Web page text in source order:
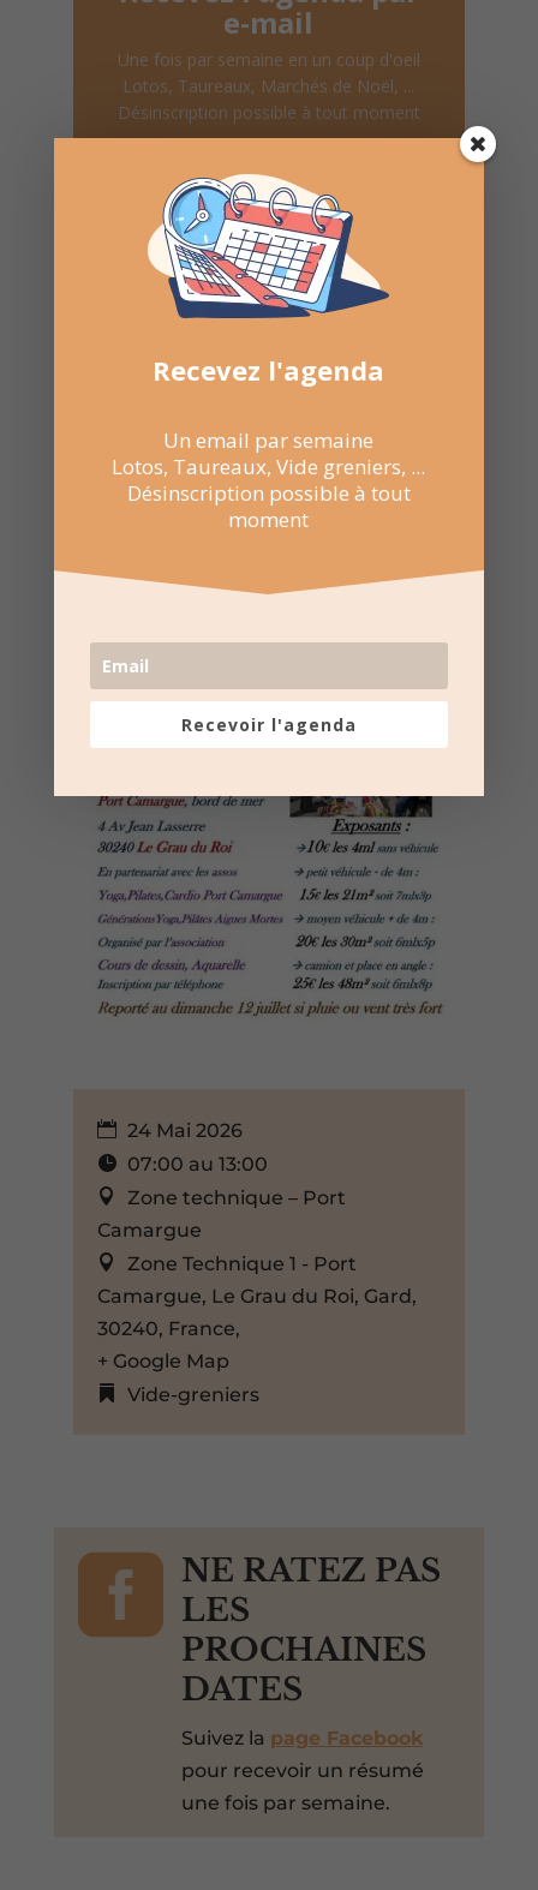
e-mail
Une fois par semaine en un coup d'oeil
Lotos, Taureaux, Marchés de Noël, ...
Désinscription possible à tout moment
Recevoir l'agenda chaque
semaine
Nombre de consultations : 222
24 Mai 2026
07:00 au 13:00
Zone technique – Port
Camargue
Zone Technique 1 - Port
Camargue, Le Grau du Roi, Gard,
30240, France,
+ Google Map
Vide-greniers

NE RATEZ PAS
LES
PROCHAINES
DATES
Suivez la page Facebook
pour recevoir un résumé
une fois par semaine.
Recevez l'agenda
Un email par semaine
Lotos, Taureaux, Vide greniers, ...
Désinscription possible à tout
moment
Recevoir l'agenda